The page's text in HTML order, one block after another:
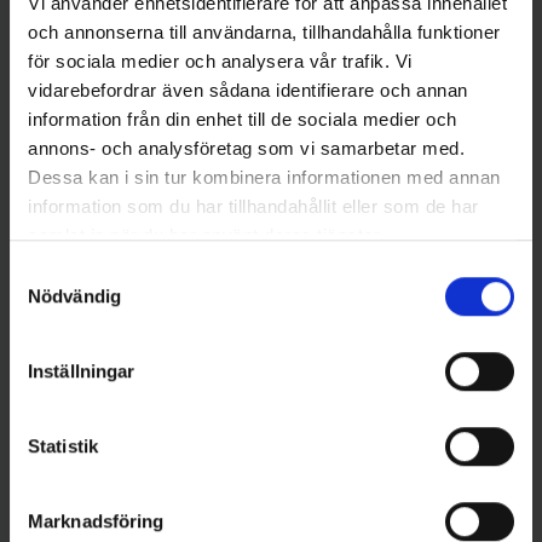
och annonserna till användarna, tillhandahålla funktioner
för sociala medier och analysera vår trafik. Vi
vidarebefordrar även sådana identifierare och annan
information från din enhet till de sociala medier och
annons- och analysföretag som vi samarbetar med.
Dessa kan i sin tur kombinera informationen med annan
information som du har tillhandahållit eller som de har
samlat in när du har använt deras tjänster.
Nödvändig
Inställningar
Statistik
Marknadsföring
Andra gillade även
(batteridrivna)
949 kr